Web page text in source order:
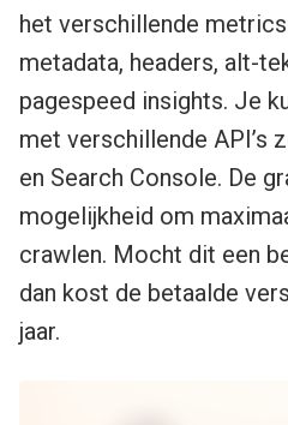
het verschillende
metadata, headers, alt-
pagespeed insights. Je
met verschillende API’s
en Search Console. De
mogelijkheid om
crawlen. Mocht dit een
dan kost de betaalde
jaar.